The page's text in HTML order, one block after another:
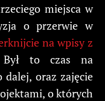
miejsca w
o przerwie w
na wpisy z
to czas na
dalej, oraz zajęcie
o których